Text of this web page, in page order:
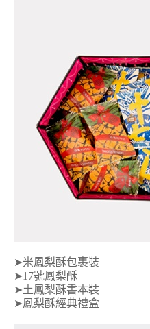
➤米鳳梨酥包裹裝
➤17號鳳梨酥
➤土鳳梨酥書本裝
➤鳳梨酥經典禮盒